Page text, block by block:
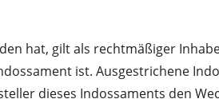
hat, gilt als rechtmäßiger
ist. Ausgestrichene
dieses Indossaments den